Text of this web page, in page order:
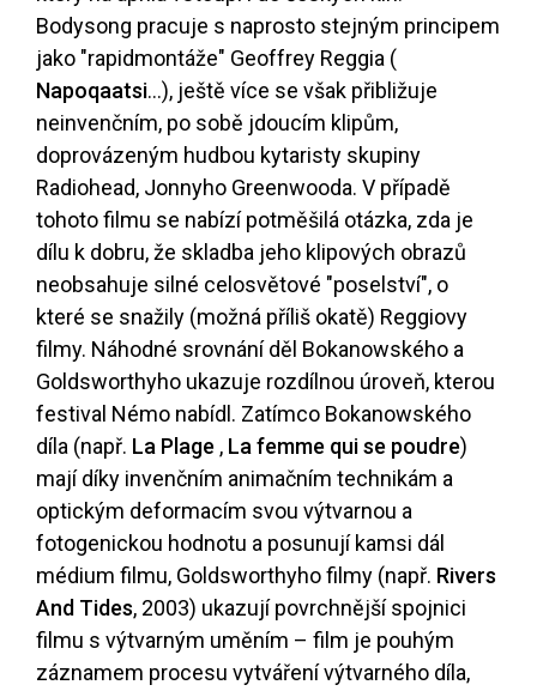
Bodysong pracuje s naprosto stejným principem
jako "rapidmontáže" Geoffrey Reggia (
Napoqaatsi...), ještě více se však přibližuje
neinvenčním, po sobě jdoucím klipům,
doprovázeným hudbou kytaristy skupiny
Radiohead, Jonnyho Greenwooda. V případě
tohoto filmu se nabízí potměšilá otázka, zda je
dílu k dobru, že skladba jeho klipových obrazů
neobsahuje silné celosvětové "poselství", o
které se snažily (možná příliš okatě) Reggiovy
filmy. Náhodné srovnání děl Bokanowského a
Goldsworthyho ukazuje rozdílnou úroveň, kterou
festival Némo nabídl. Zatímco Bokanowského
díla (např. La Plage , La femme qui se poudre)
mají díky invenčním animačním technikám a
optickým deformacím svou výtvarnou a
fotogenickou hodnotu a posunují kamsi dál
médium filmu, Goldsworthyho filmy (např. Rivers
And Tides, 2003) ukazují povrchnější spojnici
filmu s výtvarným uměním – film je pouhým
záznamem procesu vytváření výtvarného díla,